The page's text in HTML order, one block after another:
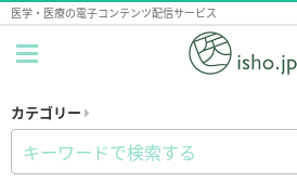
医学・医療の電子コンテンツ配信サービス
カテゴリー